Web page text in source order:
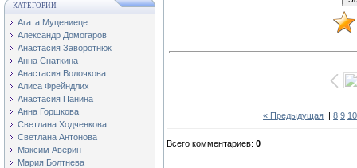
КАТЕГОРИИ
Агата Муцениеце
Александр Домогаров
Анастасия Заворотнюк
Анна Снаткина
Анастасия Волочкова
Алиса Фрейндлих
Анастасия Панина
Анна Горшкова
Светлана Ходченкова
Светлана Антонова
Максим Аверин
Мария Болтнева
« Предыдущая | 8 9 10
Всего комментариев: 0